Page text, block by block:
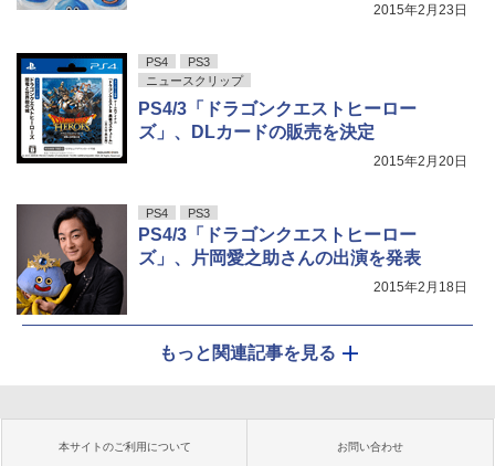
2015年2月23日
PS4
PS3
ニュースクリップ
PS4/3「ドラゴンクエストヒーロー
ズ」、DLカードの販売を決定
2015年2月20日
PS4 PS3
PS4/3「ドラゴンクエストヒーロー
ズ」、片岡愛之助さんの出演を発表
2015年2月18日
もっと関連記事を見る
本サイトのご利用について お問い合わせ